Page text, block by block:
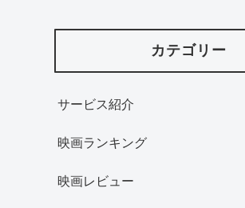
カテゴリー
サービス紹介
映画ランキング
映画レビュー